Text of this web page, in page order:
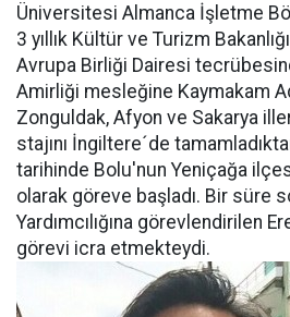
Üniversitesi Almanca İşletme
3 yıllık Kültür ve Turizm
Avrupa Birliği Dairesi
Amirliği mesleğine Kaymakam
Zonguldak, Afyon ve Sakarya
stajını İngiltere´de
tarihinde Bolu'nun Yeniçağa
olarak göreve başladı. Bir süre
Yardımcılığına görevlendirilen
görevi icra etmekteydi.